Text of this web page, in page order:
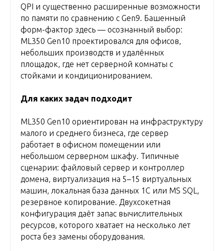
QPI и существенно расширенные возможности
по памяти по сравнению с Gen9. Башенный
форм-фактор здесь — осознанный выбор:
ML350 Gen10 проектировался для офисов,
небольших производств и удалённых
площадок, где нет серверной комнаты с
стойками и кондиционированием.
Для каких задач подходит
ML350 Gen10 ориентирован на инфраструктуру
малого и среднего бизнеса, где сервер
работает в офисном помещении или
небольшом серверном шкафу. Типичные
сценарии: файловый сервер и контроллер
домена, виртуализация на 5–15 виртуальных
машин, локальная база данных 1С или MS SQL,
резервное копирование. Двухсокетная
конфигурация даёт запас вычислительных
ресурсов, которого хватает на несколько лет
роста без замены оборудования.